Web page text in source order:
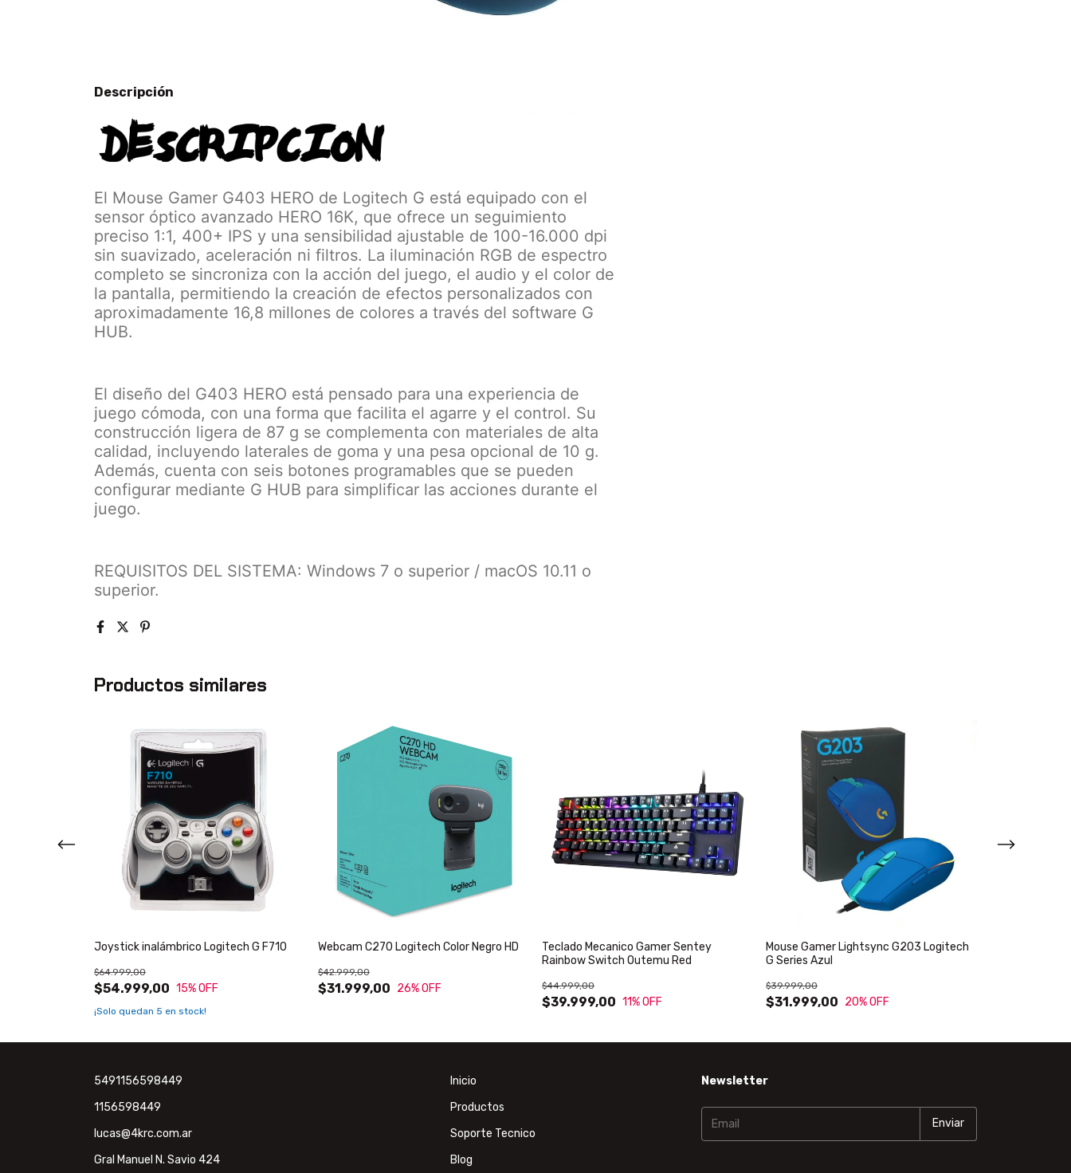
Descripción
El Mouse Gamer G403 HERO de Logitech G está equipado con el
sensor óptico avanzado HERO 16K, que ofrece un seguimiento
preciso 1:1, 400+ IPS y una sensibilidad ajustable de 100-16.000 dpi
sin suavizado, aceleración ni filtros. La iluminación RGB de espectro
completo se sincroniza con la acción del juego, el audio y el color de
la pantalla, permitiendo la creación de efectos personalizados con
aproximadamente 16,8 millones de colores a través del software G
HUB.
El diseño del G403 HERO está pensado para una experiencia de
juego cómoda, con una forma que facilita el agarre y el control. Su
construcción ligera de 87 g se complementa con materiales de alta
calidad, incluyendo laterales de goma y una pesa opcional de 10 g.
Además, cuenta con seis botones programables que se pueden
configurar mediante G HUB para simplificar las acciones durante el
juego.
REQUISITOS DEL SISTEMA: Windows 7 o superior / macOS 10.11 o
superior.
Productos similares
Joystick inalámbrico Logitech G F710
$54.999,00
$64.999,00
15% OFF
¡Solo quedan 5 en stock!
Webcam C270 Logitech Color Negro HD
$31.999,00
$42.999,00
26% OFF
Teclado Mecanico Gamer Sentey
Rainbow Switch Outemu Red
$39.999,00
$44.999,00
11% OFF
Mouse Gamer Lightsync G203 Logitech
G Series Azul
$31.999,00
$39.999,00
20% OFF
5491156598449
1156598449
lucas@4krc.com.ar
Gral Manuel N. Savio 424
Inicio
Productos
Soporte Tecnico
Blog
Newsletter